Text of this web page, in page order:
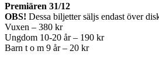
Premiären 31/12
OBS! Dessa biljetter säljs endast över
Vuxen – 380 kr
Ungdom 10-20 år – 190 kr
Barn t o m 9 år – 20 kr